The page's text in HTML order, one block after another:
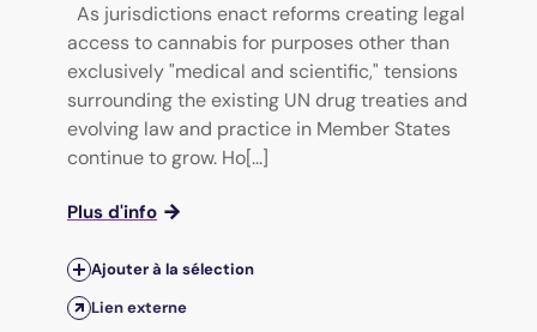
As jurisdictions enact reforms creating legal
access to cannabis for purposes other than
exclusively "medical and scientific," tensions
surrounding the existing UN drug treaties and
evolving law and practice in Member States
continue to grow. Ho[...]
Plus d'info
Ajouter à la sélection
Lien externe